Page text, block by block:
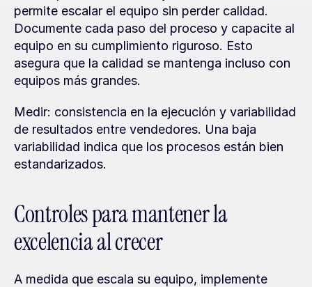
permite escalar el equipo sin perder calidad.
Documente cada paso del proceso y capacite al
equipo en su cumplimiento riguroso. Esto
asegura que la calidad se mantenga incluso con
equipos más grandes.
Medir: consistencia en la ejecución y variabilidad
de resultados entre vendedores. Una baja
variabilidad indica que los procesos están bien
estandarizados.
Controles para mantener la
excelencia al crecer
A medida que escala su equipo, implemente